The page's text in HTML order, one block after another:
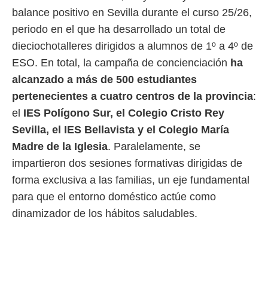
e
mediante
de
1199
balance positivo en Sevilla durante el curso 25/26,
periodo en el que ha desarrollado un total de
dieciochotalleres dirigidos a alumnos de 1º a 4º de
ESO. En total, la campaña de concienciación ha
alcanzado a más de 500 estudiantes
pertenecientes a cuatro centros de la provincia:
el IES Polígono Sur, el Colegio Cristo Rey
Sevilla, el IES Bellavista y el Colegio María
Madre de la Iglesia. Paralelamente, se
impartieron dos sesiones formativas dirigidas de
forma exclusiva a las familias, un eje fundamental
para que el entorno doméstico actúe como
dinamizador de los hábitos saludables.